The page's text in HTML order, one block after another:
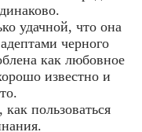
удачной, что она
черного
как любовное
известно и
пользоваться